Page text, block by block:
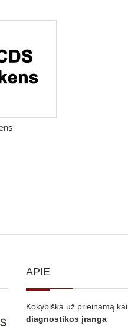
APIE
Kokybiška už prieinamą
diagnostikos įranga